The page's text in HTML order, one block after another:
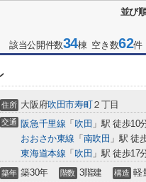
並び
該当公開件数34棟 空き数62件
住所 大阪府吹田市寿町２丁目
交通 阪急千里線 「 吹田 」駅 徒歩10
おおさか東線 「 南吹田 」駅 徒
東海道本線 「 吹田 」駅 徒歩17
築年 築30年 階数 3階建 構造 軽